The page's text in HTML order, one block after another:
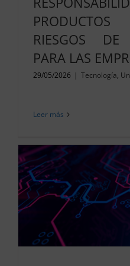
RIESGOS DE
PARA LAS
29/05/2026 | Tecnología,
Leer más